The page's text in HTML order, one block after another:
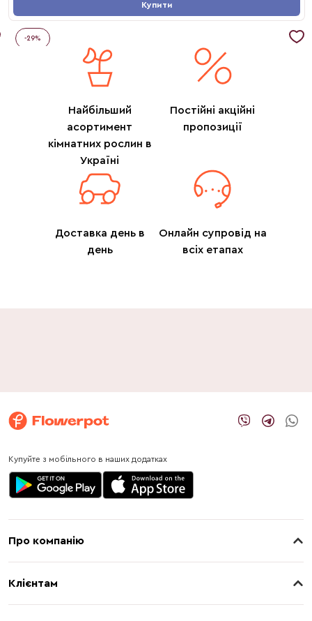
Купити
-29%
Найбільший
асортимент
кімнатних рослин в
Україні
Постійні акційні
пропозиції
Доставка день в
день
Онлайн супровід на
всіх етапах
Купуйте з мобільного в наших додатках
Про компанію
Клієнтам